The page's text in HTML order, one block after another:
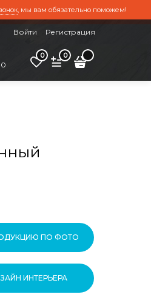
, мы вам обязательно поможем!
Войти Регистрация
0 0
ПО ФОТО
ИНТЕРЬЕРА